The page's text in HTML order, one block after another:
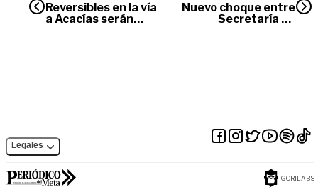
Reversibles en la vía
a Acacías serán
Nuevo choque entre
Secretaría de
Legales
GORILABS